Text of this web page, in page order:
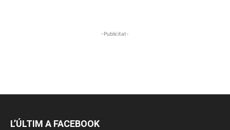
-Publicitat-
L’ÚLTIM A FACEBOOK